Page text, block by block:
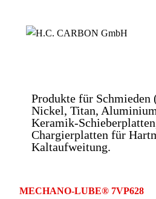
Produkte für Schmieden
Nickel, Titan,
Keramik-
Chargierplatten für
Kaltaufweitung.
MECHANO-LUBE® 7VP628